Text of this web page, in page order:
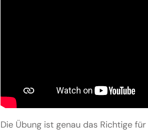
Die Übung ist genau das Richtige